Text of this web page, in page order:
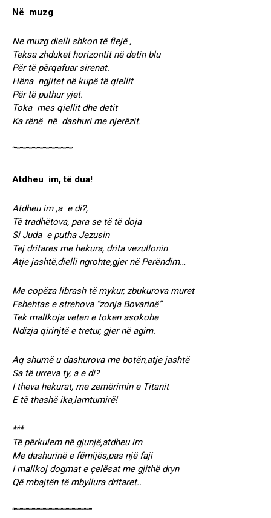
Në muzg
Ne muzg dielli shkon të flejë ,
Teksa zhduket horizontit në detin blu
Për të përqafuar sirenat.
Hëna ngjitet në kupë të qiellit
Për të puthur yjet.
Toka mes qiellit dhe detit
Ka rënë në dashuri me njerëzit.
“””””””””””””””””””””””””
Atdheu im, të dua!
Atdheu im ,a e di?,
Të tradhëtova, para se të të doja
Si Juda e putha Jezusin
Tej dritares me hekura, drita vezullonin
Atje jashtë,dielli ngrohte,gjer në Perëndim…
Me copëza librash të mykur, zbukurova muret
Fshehtas e strehova “zonja Bovarinë”
Tek mallkoja veten e token asokohe
Ndizja qirinjtë e tretur, gjer në agim.
Aq shumë u dashurova me botën,atje jashtë
Sa të urreva ty, a e di?
I theva hekurat, me zemërimin e Titanit
E të thashë ika,lamtumirë!
***
Të përkulem në gjunjë,atdheu im
Me dashurinë e fëmijës,pas një faji
I mallkoj dogmat e çelësat me gjithë dryn
Që mbajtën të mbyllura dritaret..
“””””””””””””””””””””””””””””””””